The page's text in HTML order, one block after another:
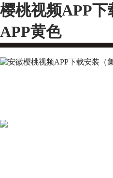
樱桃视频APP
APP黄色